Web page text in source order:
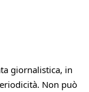
giornalistica, in
Non può